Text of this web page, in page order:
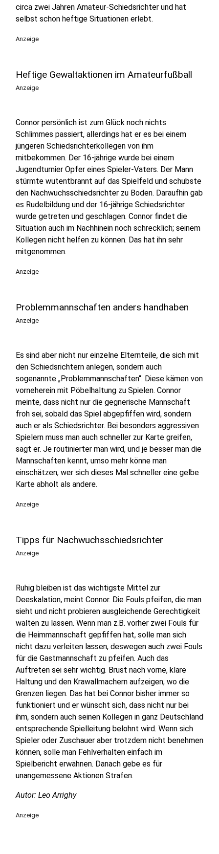
circa zwei Jahren Amateur-Schiedsrichter und hat
selbst schon heftige Situationen erlebt.
Anzeige
Heftige Gewaltaktionen im Amateurfußball
Anzeige
Connor persönlich ist zum Glück noch nichts
Schlimmes passiert, allerdings hat er es bei einem
jüngeren Schiedsrichterkollegen von ihm
mitbekommen. Der 16-jährige wurde bei einem
Jugendturnier Opfer eines Spieler-Vaters. Der Mann
stürmte wutentbrannt auf das Spielfeld und schubste
den Nachwuchsschiedsrichter zu Boden. Daraufhin gab
es Rudelbildung und der 16-jährige Schiedsrichter
wurde getreten und geschlagen. Connor findet die
Situation auch im Nachhinein noch schrecklich; seinem
Kollegen nicht helfen zu können. Das hat ihn sehr
mitgenommen.
Anzeige
Problemmannschaften anders handhaben
Anzeige
Es sind aber nicht nur einzelne Elternteile, die sich mit
den Schiedsrichtern anlegen, sondern auch
sogenannte „Problemmannschaften“. Diese kämen von
vorneherein mit Pöbelhaltung zu Spielen. Connor
meinte, dass nicht nur die gegnerische Mannschaft
froh sei, sobald das Spiel abgepfiffen wird, sondern
auch er als Schiedsrichter. Bei besonders aggressiven
Spielern muss man auch schneller zur Karte greifen,
sagt er. Je routinierter man wird, und je besser man die
Mannschaften kennt, umso mehr könne man
einschätzen, wer sich dieses Mal schneller eine gelbe
Karte abholt als andere.
Anzeige
Tipps für Nachwuchsschiedsrichter
Anzeige
Ruhig bleiben ist das wichtigste Mittel zur
Deeskalation, meint Connor. Die Fouls pfeifen, die man
sieht und nicht probieren ausgleichende Gerechtigkeit
walten zu lassen. Wenn man z.B. vorher zwei Fouls für
die Heimmannschaft gepfiffen hat, solle man sich
nicht dazu verleiten lassen, deswegen auch zwei Fouls
für die Gastmannschaft zu pfeifen. Auch das
Auftreten sei sehr wichtig. Brust nach vorne, klare
Haltung und den Krawallmachern aufzeigen, wo die
Grenzen liegen. Das hat bei Connor bisher immer so
funktioniert und er wünscht sich, dass nicht nur bei
ihm, sondern auch seinen Kollegen in ganz Deutschland
entsprechende Spielleitung belohnt wird. Wenn sich
Spieler oder Zuschauer aber trotzdem nicht benehmen
können, solle man Fehlverhalten einfach im
Spielbericht erwähnen. Danach gebe es für
unangemessene Aktionen Strafen.
Autor: Leo Arrighy
Anzeige